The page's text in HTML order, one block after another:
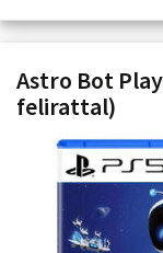
Astro Bot
felirattal)